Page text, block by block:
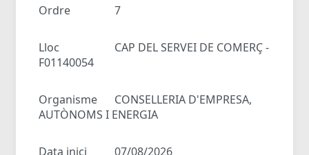
Ordre 7
Lloc
CAP DEL SERVEI DE COMERÇ -
F01140054
Organisme
CONSELLERIA D'EMPRESA,
AUTÒNOMS I ENERGIA
Data inici 07/08/2026